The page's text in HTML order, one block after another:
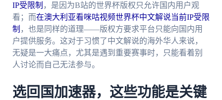
IP受限制 ，是因为B站的世界杯版权只允许国内用户观
看；而在澳大利亚看咪咕视频世界杯中文解说当前IP受限
制 ，也是同样的道理——版权方要求平台只能向国内用
户提供服务。这对于习惯了中文解说的海外华人来说，
无疑是一大痛点，尤其是遇到重要赛事时，只能看着别
人讨论而自己无法参与。
选回国加速器，这些功能是关键